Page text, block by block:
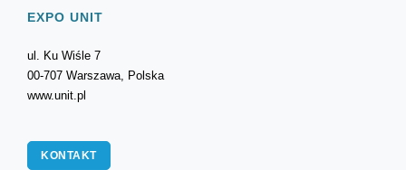
EXPO UNIT
ul. Ku Wiśle 7
00-707 Warszawa, Polska
www.unit.pl
KONTAKT